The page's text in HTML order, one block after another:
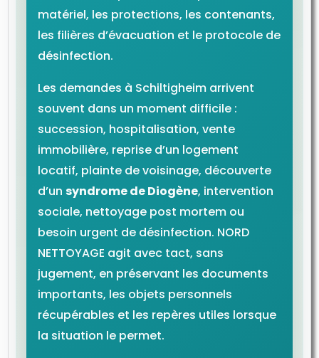
matériel, les protections, les contenants,
les filières d’évacuation et le protocole de
désinfection.
Les demandes à Schiltigheim arrivent
souvent dans un moment difficile :
succession, hospitalisation, vente
immobilière, reprise d’un logement
locatif, plainte de voisinage, découverte
d’unsyndrome de Diogène, intervention
sociale, nettoyage post mortem ou
besoin urgent de désinfection. NORD
NETTOYAGE agit avec tact, sans
jugement, en préservant les documents
importants, les objets personnels
récupérables et les repères utiles lorsque
la situation le permet.